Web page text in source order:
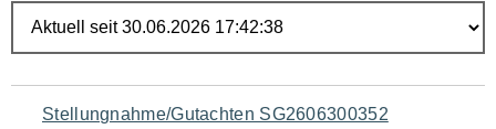
Navigation
Stellungnahme/Gutachten SG2606300352